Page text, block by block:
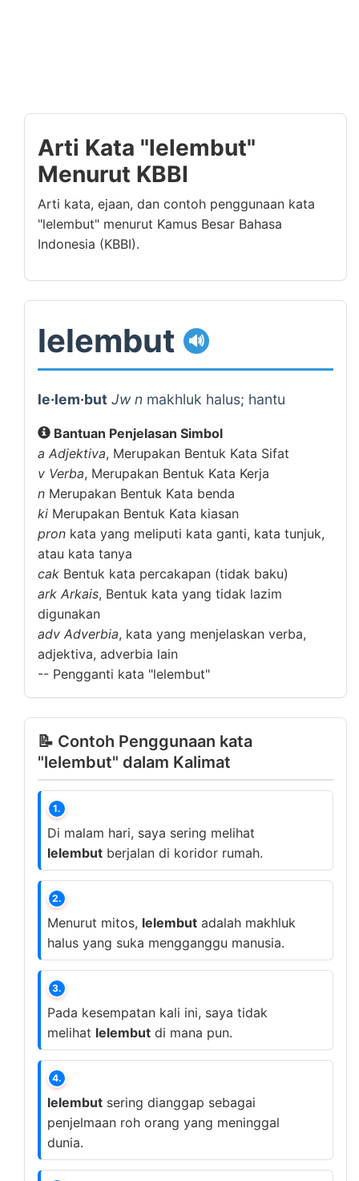
Arti Kata "lelembut"
Menurut KBBI
Arti kata, ejaan, dan contoh penggunaan kata
"lelembut" menurut Kamus Besar Bahasa
Indonesia (KBBI).
lelembut 🔊
le·lem·but Jw n makhluk halus; hantu
Bantuan Penjelasan Simbol
a Adjektiva, Merupakan Bentuk Kata Sifat
v Verba, Merupakan Bentuk Kata Kerja
n Merupakan Bentuk Kata benda
ki Merupakan Bentuk Kata kiasan
pron kata yang meliputi kata ganti, kata tunjuk,
atau kata tanya
cak Bentuk kata percakapan (tidak baku)
ark Arkais, Bentuk kata yang tidak lazim
digunakan
adv Adverbia, kata yang menjelaskan verba,
adjektiva, adverbia lain
-- Pengganti kata "lelembut"
📝 Contoh Penggunaan kata
"lelembut" dalam Kalimat
1.
Di malam hari, saya sering melihat
lelembut berjalan di koridor rumah.
2.
Menurut mitos, lelembut adalah makhluk
halus yang suka mengganggu manusia.
3.
Pada kesempatan kali ini, saya tidak
melihat lelembut di mana pun.
4.
lelembut sering dianggap sebagai
penjelmaan roh orang yang meninggal
dunia.